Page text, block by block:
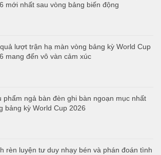
mới nhất sau vòng bảng biến động
lượt trận hạ màn vòng bảng kỳ World Cup
mang đến vô vàn cảm xúc
phẩm ngả bàn đèn ghi bàn ngoạn mục nhất
bảng kỳ World Cup 2026
rèn luyện tư duy nhạy bén và phán đoán tình